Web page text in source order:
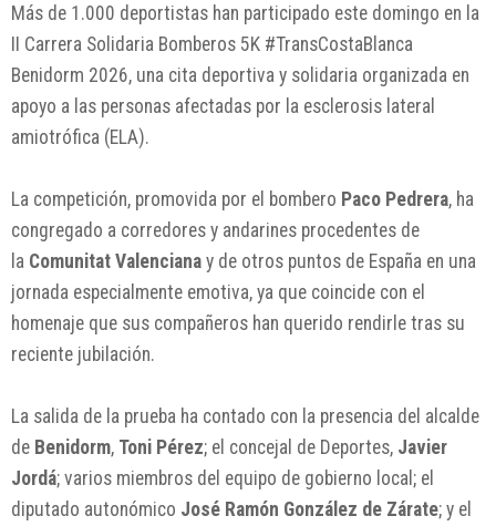
Más de 1.000 deportistas han participado este domingo en la
II Carrera Solidaria Bomberos 5K #TransCostaBlanca
Benidorm 2026, una cita deportiva y solidaria organizada en
apoyo a las personas afectadas por la esclerosis lateral
amiotrófica (ELA).
La competición, promovida por el bombero Paco Pedrera, ha
congregado a corredores y andarines procedentes de
la Comunitat Valenciana y de otros puntos de España en una
jornada especialmente emotiva, ya que coincide con el
homenaje que sus compañeros han querido rendirle tras su
reciente jubilación.
La salida de la prueba ha contado con la presencia del alcalde
de Benidorm, Toni Pérez; el concejal de Deportes, Javier
Jordá; varios miembros del equipo de gobierno local; el
diputado autonómico José Ramón González de Zárate; y el